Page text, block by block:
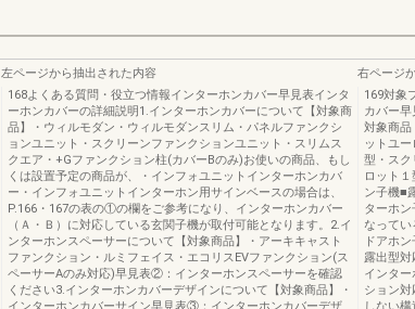
左ページから抽出された内容
168よくある質問・役立つ情報インターホンカバー早見表インタ
ーホンカバーの詳細説明1.インターホンカバーについて【対象商
品】・ウィルモダン・ウィルモダンスリム・パネルファンクシ
ョンユニット・スクリーンファンクションユニット・スリムス
クエア・+Gファンクション柱(カバーBのみ)お使いの商品、もし
くは設置予定の商品が、・インフォユニットインターホンカバ
ー・インフォユニットインターホン用サインベースの場合は、
P.166・167の表の①の欄をご参考になり、インターホンカバー
（Ａ・Ｂ）に対応している玄関子機が取付可能となります。2.イ
ンターホンスペーサーについて【対象商品】・アーキキャスト
ファンクション・ルミフェイス・エコリスEVファンクション(ス
ペーサーAのみ対応)早見表②：インターホンスペーサーを確認
ください3.インターホンカバーデザインについて【対象商品】・
インターホンカバーサイン早見表③：インターホンカバーデザ
右ページ
169対象
カバー
対象商品
ットユ
型・スク
ロット
ン子機■
ターホ
なってい
ドアホ
露出型
インタ
ション
しない